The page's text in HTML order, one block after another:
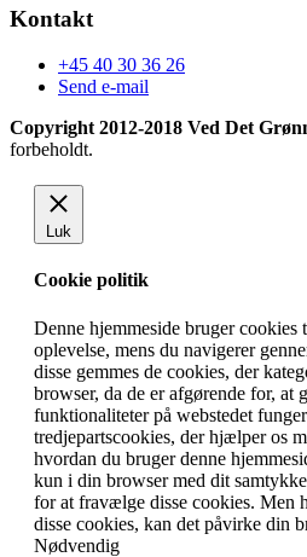
Kontakt
+45 40 30 36 26
Send e-mail
Copyright 2012-2018 Ved Det
forbeholdt.
Luk
Cookie politik
Denne hjemmeside bruger cookies
oplevelse, mens du navigerer
disse gemmes de cookies, der
browser, da de er afgørende for, at
funktionaliteter på webstedet
tredjepartscookies, der hjælper os
hvordan du bruger denne
kun i din browser med dit
for at fravælge disse cookies. Men
disse cookies, kan det påvirke din
Nødvendig